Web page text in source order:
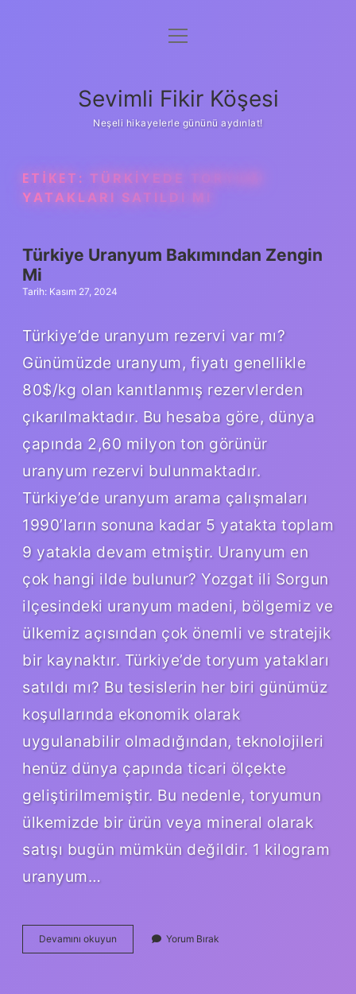
Anasayfa
Yasal Uyarı
menüyü
Sevimli Fikir Köşesi
Neşeli hikayelerle gününü aydınlat!
ETIKET: TÜRKIYEDE TORYUM
YATAKLARI SATILDI MI
Türkiye Uranyum Bakımından Zengin
Mi
Tarih: Kasım 27, 2024
Türkiye’de uranyum rezervi var mı?
Günümüzde uranyum, fiyatı genellikle
80$/kg olan kanıtlanmış rezervlerden
çıkarılmaktadır. Bu hesaba göre, dünya
çapında 2,60 milyon ton görünür
uranyum rezervi bulunmaktadır.
Türkiye’de uranyum arama çalışmaları
1990’ların sonuna kadar 5 yatakta toplam
9 yatakla devam etmiştir. Uranyum en
çok hangi ilde bulunur? Yozgat ili Sorgun
ilçesindeki uranyum madeni, bölgemiz ve
ülkemiz açısından çok önemli ve stratejik
bir kaynaktır. Türkiye’de toryum yatakları
satıldı mı? Bu tesislerin her biri günümüz
koşullarında ekonomik olarak
uygulanabilir olmadığından, teknolojileri
henüz dünya çapında ticari ölçekte
geliştirilmemiştir. Bu nedenle, toryumun
ülkemizde bir ürün veya mineral olarak
satışı bugün mümkün değildir. 1 kilogram
uranyum…
Devamını okuyun
Uranyum
Yorum Bırak